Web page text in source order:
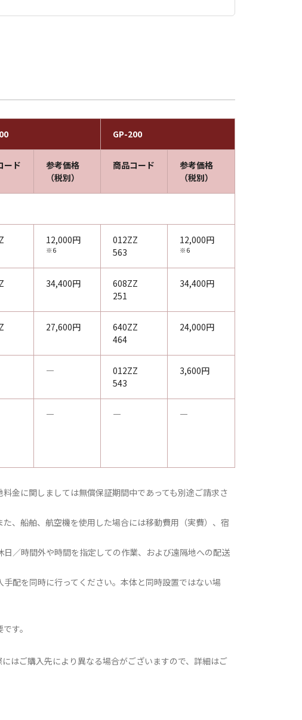
GP-200
ード
参考価格
（税別）
商品コード
参考価格
（税別）
12,000円
※6
012ZZ
563
12,000円
※6
34,400円
608ZZ
251
34,400円
27,600円
640ZZ
464
24,000円
―
012ZZ
543
3,600円
― ― ―
金に関しましては無償保証期間中であっても別途ご請求さ
、船舶、航空機を使用した場合には移動費用（実費）、宿
／時間外や時間を指定しての作業、および遠隔地への配送
配を同時に行ってください。本体と同時設置ではない場
す。
はご購入先により異なる場合がございますので、詳細はご